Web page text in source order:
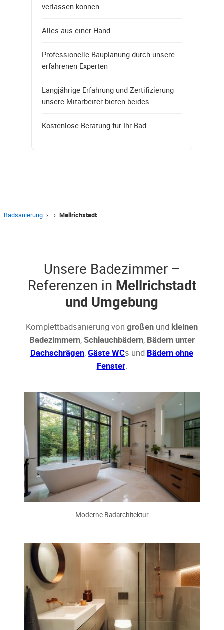
verlassen können
Alles aus einer Hand
Professionelle Bauplanung durch unsere
erfahrenen Experten
Langjährige Erfahrung und Zertifizierung –
unsere Mitarbeiter bieten beides
Kostenlose Beratung für Ihr Bad
Badsanierung › › Mellrichstadt
Unsere Badezimmer –
Referenzen in Mellrichstadt
und Umgebung
Komplettbadsanierung von großen und kleinen
Badezimmern,Schlauchbädern, Bädern unter
Dachschrägen,Gäste WCs und Bädern ohne
Fenster.
Moderne Badarchitektur